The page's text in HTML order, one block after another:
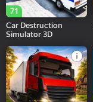
71
Car Destruction
Simulator 3D